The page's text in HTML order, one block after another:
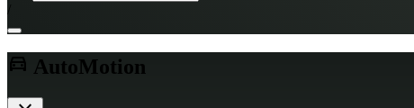
directions_car AutoMotion